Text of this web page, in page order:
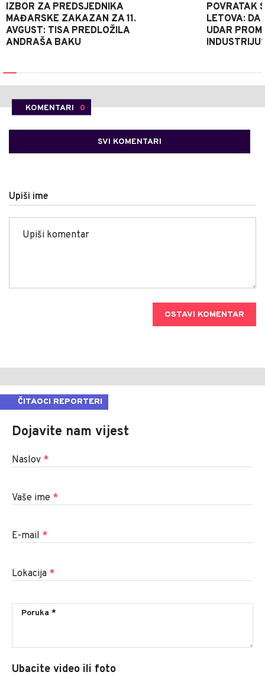
IZBOR ZA PREDSJEDNIKA
MAĐARSKE ZAKAZAN ZA 11.
AVGUST: TISA PREDLOŽILA
ANDRAŠA BAKU
POVRATAK
LETOVA: DA
UDAR
KOMENTARI 0
SVI KOMENTARI
Upiši ime
OSTAVI KOMENTAR
ČITAOCI REPORTERI
Dojavite nam vijest
Naslov *
Vaše ime *
E-mail *
Lokacija *
Ubacite video ili foto